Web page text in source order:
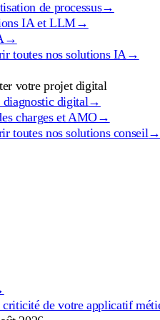
de processus→
IA et LLM→
→
toutes nos solutions IA→
votre projet digital
digital→
charges et AMO→
toutes nos solutions conseil→
de votre applicatif